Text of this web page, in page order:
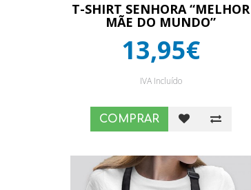
T-SHIRT SENHORA “MELHOR
MÃE DO MUNDO”
13,95€
IVA Incluído
COMPRAR